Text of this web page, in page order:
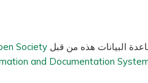
البيانات هذه من قبل Society
and Documentation